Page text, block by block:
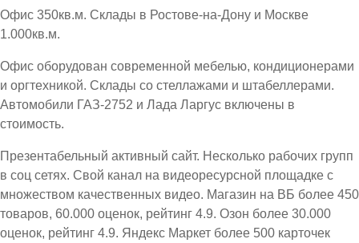
Офис 350кв.м. Склады в Ростове-на-Дону и Москве
1.000кв.м.
Офис оборудован современной мебелью, кондиционерами
и оргтехникой. Склады со стеллажами и штабеллерами.
Автомобили ГАЗ-2752 и Лада Ларгус включены в
стоимость.
Презентабельный активный сайт. Несколько рабочих групп
в соц сетях. Свой канал на видеоресурсной площадке с
множеством качественных видео. Магазин на ВБ более 450
товаров, 60.000 оценок, рейтинг 4.9. Озон более 30.000
оценок, рейтинг 4.9. Яндекс Маркет более 500 карточек